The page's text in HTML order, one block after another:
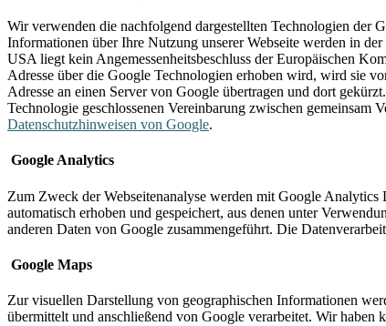
Wir verwenden die nachfolgend dargestellten Technologien der
Informationen über Ihre Nutzung unserer Webseite werden in
USA liegt kein Angemessenheitsbeschluss der Europäischen
Adresse über die Google Technologien erhoben wird, wird sie
Adresse an einen Server von Google übertragen und dort
Technologie geschlossenen Vereinbarung zwischen
Datenschutzhinweisen von Google.
Google Analytics
Zum Zweck der Webseitenanalyse werden mit Google
automatisch erhoben und gespeichert, aus denen unter
anderen Daten von Google zusammengeführt. Die
Google Maps
Zur visuellen Darstellung von geographischen Informationen
übermittelt und anschließend von Google verarbeitet. Wir haben